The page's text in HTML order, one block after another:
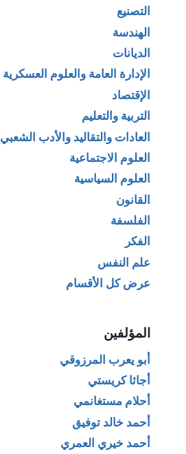
التصنيع
الهندسة
الديانات
الإدارة العامة والعلوم العسكرية
الإقتصاد
التربية والتعليم
العادات والتقاليد والأدب الشعبي
العلوم الاجتماعية
العلوم السياسية
القانون
الفلسفة
الفكر
علم النفس
عرض كل الأقسام
المؤلفين
أبو يعرب المرزوقي
أجاثا كريستي
أحلام مستغانمي
أحمد خالد توفيق
أحمد خيري العمري